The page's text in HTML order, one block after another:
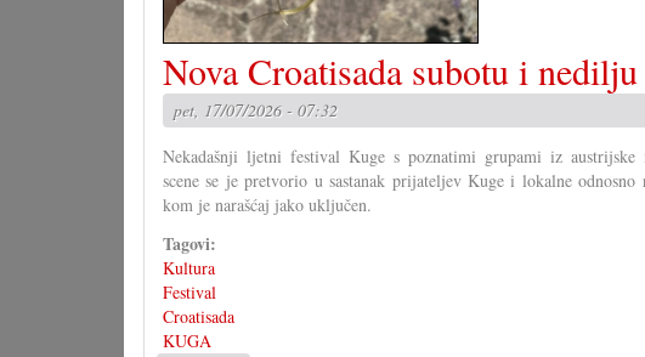
Nova Croatisada subotu i nedilju
pet, 17/07/2026 - 07:32
Nekadašnji ljetni festival Kuge s poznatimi grupami iz austrijske
scene se je pretvorio u sastanak prijateljev Kuge i lokalne
kom je narašćaj jako uključen.
Tagovi:
Kultura
Festival
Croatisada
KUGA